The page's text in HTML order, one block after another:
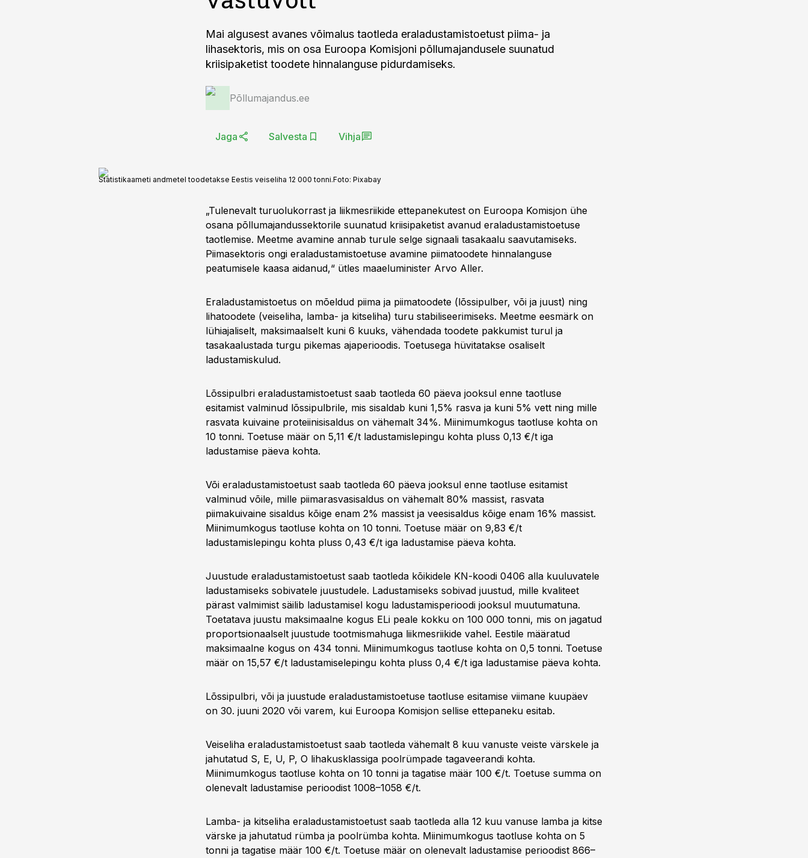
Mai algusest avanes võimalus taotleda eraladustamistoetust piima- ja
lihasektoris, mis on osa Euroopa Komisjoni põllumajandusele suunatud
kriisipaketist toodete hinnalanguse pidurdamiseks.
Põllumajandus.ee
Jaga Salvesta Vihja
Statistikaameti andmetel toodetakse Eestis veiseliha 12 000 tonni.Foto: Pixabay
„Tulenevalt turuolukorrast ja liikmesriikide ettepanekutest on Euroopa Komisjon ühe
osana põllumajandussektorile suunatud kriisipaketist avanud eraladustamistoetuse
taotlemise. Meetme avamine annab turule selge signaali tasakaalu saavutamiseks.
Piimasektoris ongi eraladustamistoetuse avamine piimatoodete hinnalanguse
peatumisele kaasa aidanud,“ ütles maaeluminister Arvo Aller.
Eraladustamistoetus on mõeldud piima ja piimatoodete (lõssipulber, või ja juust) ning
lihatoodete (veiseliha, lamba- ja kitseliha) turu stabiliseerimiseks. Meetme eesmärk on
lühiajaliselt, maksimaalselt kuni 6 kuuks, vähendada toodete pakkumist turul ja
tasakaalustada turgu pikemas ajaperioodis. Toetusega hüvitatakse osaliselt
ladustamiskulud.
Lõssipulbri eraladustamistoetust saab taotleda 60 päeva jooksul enne taotluse
esitamist valminud lõssipulbrile, mis sisaldab kuni 1,5% rasva ja kuni 5% vett ning mille
rasvata kuivaine proteiinisisaldus on vähemalt 34%. Miinimumkogus taotluse kohta on
10 tonni. Toetuse määr on 5,11 €/t ladustamislepingu kohta pluss 0,13 €/t iga
ladustamise päeva kohta.
Või eraladustamistoetust saab taotleda 60 päeva jooksul enne taotluse esitamist
valminud võile, mille piimarasvasisaldus on vähemalt 80% massist, rasvata
piimakuivaine sisaldus kõige enam 2% massist ja veesisaldus kõige enam 16% massist.
Miinimumkogus taotluse kohta on 10 tonni. Toetuse määr on 9,83 €/t
ladustamislepingu kohta pluss 0,43 €/t iga ladustamise päeva kohta.
Juustude eraladustamistoetust saab taotleda kõikidele KN-koodi 0406 alla kuuluvatele
ladustamiseks sobivatele juustudele. Ladustamiseks sobivad juustud, mille kvaliteet
pärast valmimist säilib ladustamisel kogu ladustamisperioodi jooksul muutumatuna.
Toetatava juustu maksimaalne kogus ELi peale kokku on 100 000 tonni, mis on jagatud
proportsionaalselt juustude tootmismahuga liikmesriikide vahel. Eestile määratud
maksimaalne kogus on 434 tonni. Miinimumkogus taotluse kohta on 0,5 tonni. Toetuse
määr on 15,57 €/t ladustamiselepingu kohta pluss 0,4 €/t iga ladustamise päeva kohta.
Lõssipulbri, või ja juustude eraladustamistoetuse taotluse esitamise viimane kuupäev
on 30. juuni 2020 või varem, kui Euroopa Komisjon sellise ettepaneku esitab.
Veiseliha eraladustamistoetust saab taotleda vähemalt 8 kuu vanuste veiste värskele ja
jahutatud S, E, U, P, O lihakusklassiga poolrümpade tagaveerandi kohta.
Miinimumkogus taotluse kohta on 10 tonni ja tagatise määr 100 €/t. Toetuse summa on
olenevalt ladustamise perioodist 1008–1058 €/t.
Lamba- ja kitseliha eraladustamistoetust saab taotleda alla 12 kuu vanuse lamba ja kitse
värske ja jahutatud rümba ja poolrümba kohta. Miinimumkogus taotluse kohta on 5
tonni ja tagatise määr 100 €/t. Toetuse määr on olenevalt ladustamise perioodist 866–